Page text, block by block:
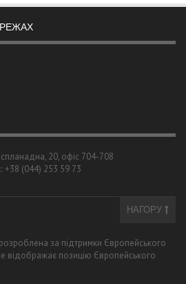
20, офіс 704-708
+38 (044) 253 59 73
НАГОРУ
за підтримки Європейського
не відображає позицію Європейського